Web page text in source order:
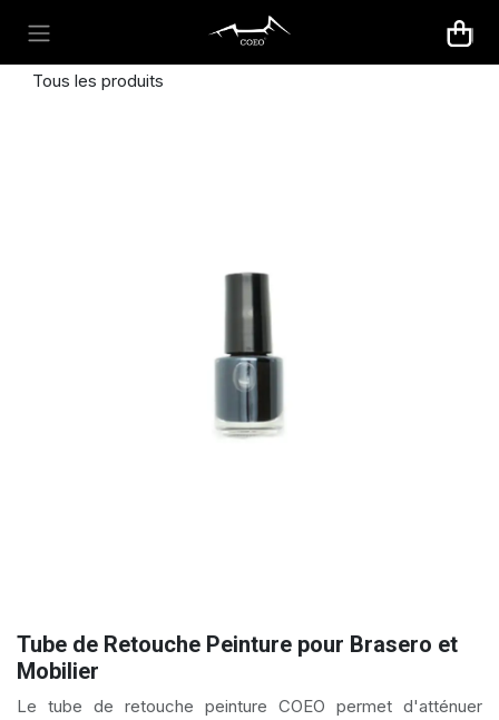
Tous les produits
Tube de Retouche Peinture pour Brasero et
Mobilier
Le tube de retouche peinture COEO permet d'atténuer